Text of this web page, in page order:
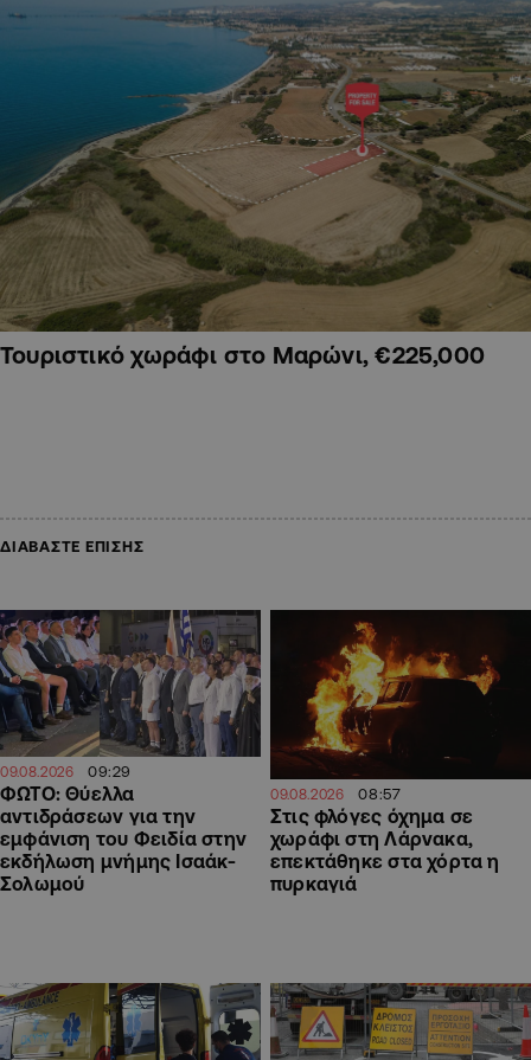
Τουριστικό χωράφι στο Μαρώνι, €225,000
ΔΙΑΒΑΣΤΕ ΕΠΙΣΗΣ
09.08.2026 09:29
ΦΩΤΟ: Θύελλα
αντιδράσεων για την
εμφάνιση του Φειδία στην
εκδήλωση μνήμης Ισαάκ-
Σολωμού
09.08.2026 08:57
Στις φλόγες όχημα σε
χωράφι στη Λάρνακα,
επεκτάθηκε στα χόρτα η
πυρκαγιά